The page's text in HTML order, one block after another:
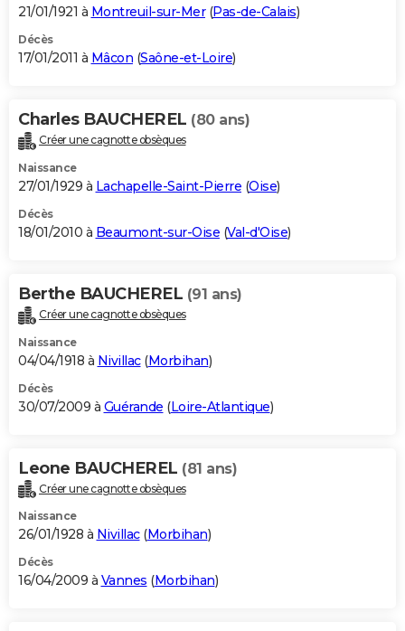
21/01/1921 à Montreuil-sur-Mer(Pas-de-Calais)
Décès
17/01/2011 à Mâcon (Saône-et-Loire)
Charles BAUCHEREL (80 ans)
Créer une cagnotte obsèques
Naissance
27/01/1929 à Lachapelle-Saint-Pierre (Oise)
Décès
18/01/2010 à Beaumont-sur-Oise (Val-d'Oise)
Berthe BAUCHEREL (91 ans)
Créer une cagnotte obsèques
Naissance
04/04/1918 à Nivillac(Morbihan)
Décès
30/07/2009 à Guérande (Loire-Atlantique)
Leone BAUCHEREL (81 ans)
Créer une cagnotte obsèques
Naissance
26/01/1928 à Nivillac(Morbihan)
Décès
16/04/2009 à Vannes (Morbihan)